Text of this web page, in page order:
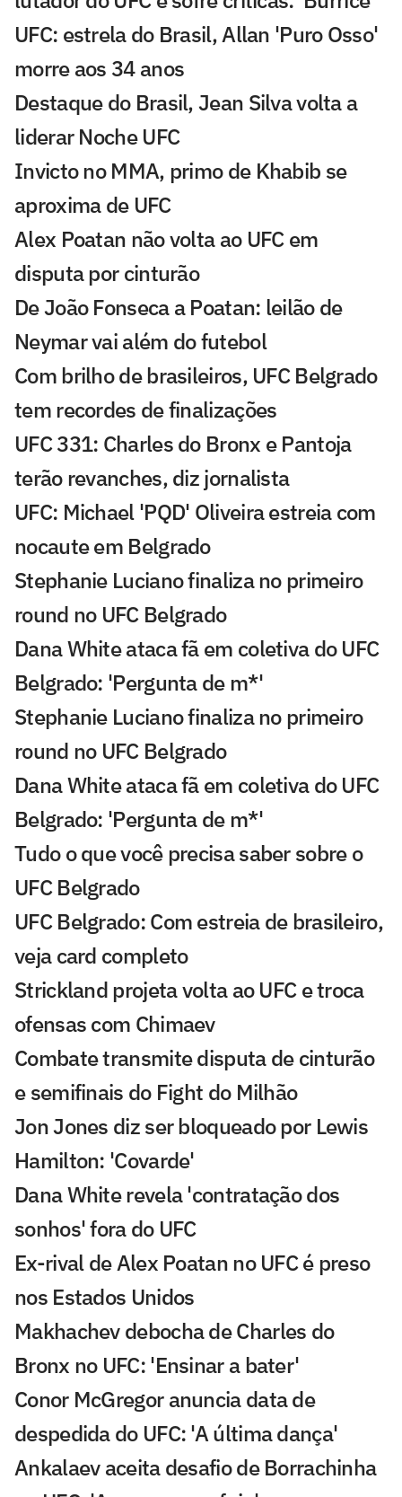
UFC: estrela do Brasil, Allan 'Puro Osso'
morre aos 34 anos
Destaque do Brasil, Jean Silva volta a
liderar Noche UFC
Invicto no MMA, primo de Khabib se
aproxima de UFC
Alex Poatan não volta ao UFC em
disputa por cinturão
De João Fonseca a Poatan: leilão de
Neymar vai além do futebol
Com brilho de brasileiros, UFC Belgrado
tem recordes de finalizações
UFC 331: Charles do Bronx e Pantoja
terão revanches, diz jornalista
UFC: Michael 'PQD' Oliveira estreia com
nocaute em Belgrado
Stephanie Luciano finaliza no primeiro
round no UFC Belgrado
Dana White ataca fã em coletiva do UFC
Belgrado: 'Pergunta de m*'
Stephanie Luciano finaliza no primeiro
round no UFC Belgrado
Dana White ataca fã em coletiva do UFC
Belgrado: 'Pergunta de m*'
Tudo o que você precisa saber sobre o
UFC Belgrado
UFC Belgrado: Com estreia de brasileiro,
veja card completo
Strickland projeta volta ao UFC e troca
ofensas com Chimaev
Combate transmite disputa de cinturão
e semifinais do Fight do Milhão
Jon Jones diz ser bloqueado por Lewis
Hamilton: 'Covarde'
Dana White revela 'contratação dos
sonhos' fora do UFC
Ex-rival de Alex Poatan no UFC é preso
nos Estados Unidos
Makhachev debocha de Charles do
Bronx no UFC: 'Ensinar a bater'
Conor McGregor anuncia data de
despedida do UFC: 'A última dança'
Ankalaev aceita desafio de Borrachinha